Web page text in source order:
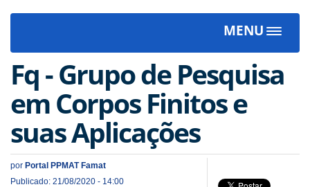
MENU
Toggle
Fq - Grupo de Pesquisa
em Corpos Finitos e
suas Aplicações
por Portal PPMAT Famat
Publicado: 21/08/2020 - 14:00